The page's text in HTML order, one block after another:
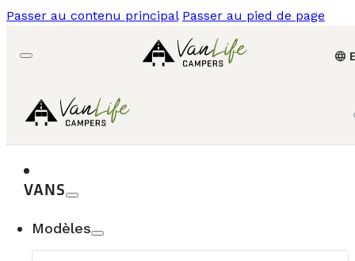
Passer au contenu principal Passer au pied de page
language
VANS
Modèles